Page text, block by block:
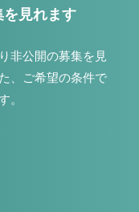
見れます
非公開の募集を見
、ご希望の条件で
。